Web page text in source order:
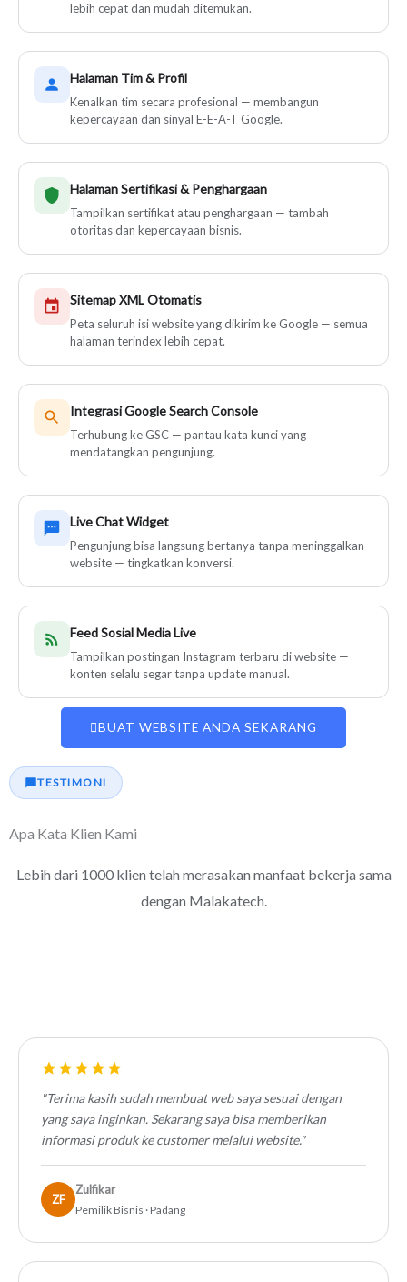
lebih cepat dan mudah ditemukan.
Halaman Tim & Profil
Kenalkan tim secara profesional — membangun
kepercayaan dan sinyal E-E-A-T Google.
Halaman Sertifikasi & Penghargaan
Tampilkan sertifikat atau penghargaan — tambah
otoritas dan kepercayaan bisnis.
Sitemap XML Otomatis
Peta seluruh isi website yang dikirim ke Google — semua
halaman terindex lebih cepat.
Integrasi Google Search Console
Terhubung ke GSC — pantau kata kunci yang
mendatangkan pengunjung.
Live Chat Widget
Pengunjung bisa langsung bertanya tanpa meninggalkan
website — tingkatkan konversi.
Feed Sosial Media Live
Tampilkan postingan Instagram terbaru di website —
konten selalu segar tanpa update manual.
BUAT WEBSITE ANDA SEKARANG
TESTIMONI
Apa Kata Klien Kami
Lebih dari 1000 klien telah merasakan manfaat bekerja sama
dengan Malakatech.
"Terima kasih sudah membuat web saya sesuai dengan
yang saya inginkan. Sekarang saya bisa memberikan
informasi produk ke customer melalui website."
ZF
Zulfikar
Pemilik Bisnis · Padang